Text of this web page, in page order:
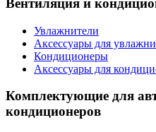
Вентиляция и
Увлажнители
Аксессуары для
Кондиционеры
Аксессуары для
Комплектующие для
кондиционеров